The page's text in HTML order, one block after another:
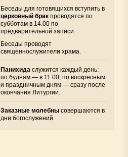
Беседы для готовящихся вступить в
церковный брак проводятся по
субботам в 14.00 по
предварительной записи.
Беседы проводят
священнослужители храма.
Панихида служится каждый день:
по будням — в 11.00, по воскресным
и праздничным дням — сразу после
окончания Литургии.
Заказные молебны совершаются в
дни богослужений.